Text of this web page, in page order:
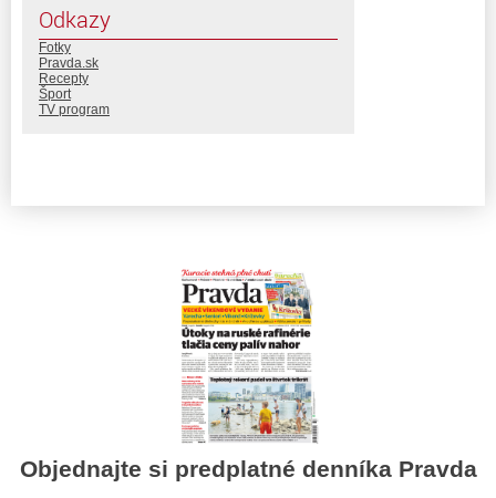
Odkazy
Fotky
Pravda.sk
Recepty
Šport
TV program
Objednajte si predplatné denníka Pravda